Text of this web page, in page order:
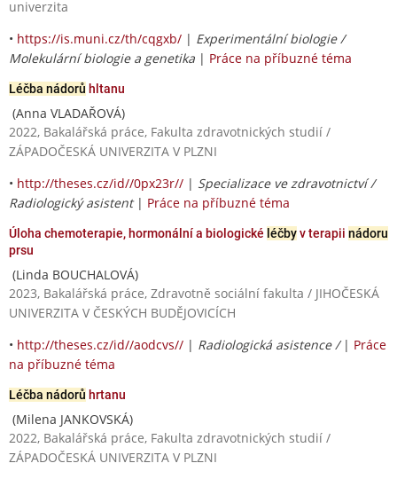
univerzita
• https://is.muni.cz/th/cqgxb/ | Experimentální biologie /
Molekulární biologie a genetika | Práce na příbuzné téma
Léčba nádorů hltanu
(Anna VLADAŘOVÁ)
2022, Bakalářská práce, Fakulta zdravotnických studií /
ZÁPADOČESKÁ UNIVERZITA V PLZNI
• http://theses.cz/id//0px23r// | Specializace ve zdravotnictví /
Radiologický asistent| Práce na příbuzné téma
Úloha chemoterapie, hormonální a biologické léčbyv terapii nádoru
prsu
(Linda BOUCHALOVÁ)
2023, Bakalářská práce, Zdravotně sociální fakulta / JIHOČESKÁ
UNIVERZITA V ČESKÝCH BUDĚJOVICÍCH
• http://theses.cz/id//aodcvs// | Radiologická asistence / | Práce
na příbuzné téma
Léčba nádorů hrtanu
(Milena JANKOVSKÁ)
2022, Bakalářská práce, Fakulta zdravotnických studií /
ZÁPADOČESKÁ UNIVERZITA V PLZNI